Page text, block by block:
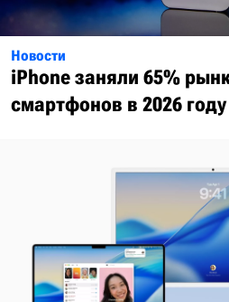
Новости
iPhone заняли 65%
смартфонов в 2026 году